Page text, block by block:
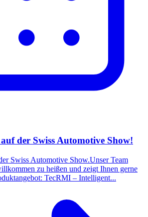
auf der Swiss Automotive Show!
Swiss Automotive Show.Unser Team
zu heißen und zeigt Ihnen gerne
TecRMI – Intelligent...